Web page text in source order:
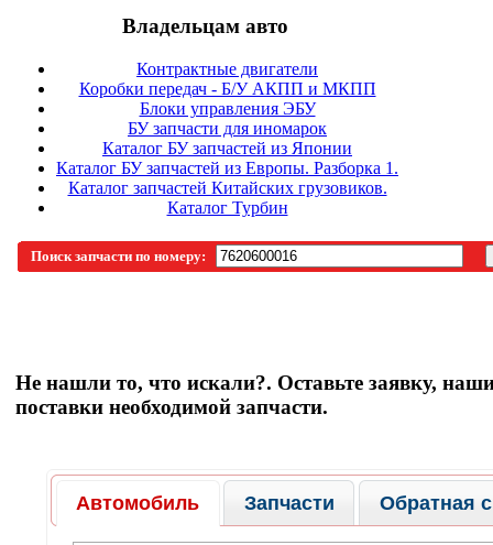
Владельцам авто
Контрактные двигатели
Коробки передач - Б/У АКПП и МКПП
Блоки управления ЭБУ
БУ запчасти для иномарок
Каталог БУ запчастей из Японии
Каталог БУ запчастей из Европы. Разборка 1.
Каталог запчастей Китайских грузовиков.
Каталог Турбин
Поиск запчасти по номеру:
Не нашли то, что искали?. Оставьте заявку,
поставки необходимой запчасти.